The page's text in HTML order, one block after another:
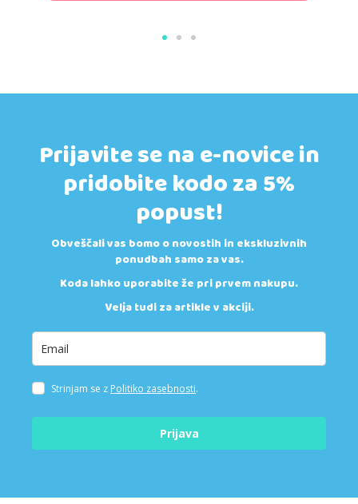
Prijavite se na e-novice in
pridobite kodo za 5%
popust!
Obveščali vas bomo o novostih in ekskluzivnih
ponudbah samo za vas.
Koda lahko uporabite že pri prvem nakupu.
Velja tudi za artikle v akciji.
Strinjam se z Politiko zasebnosti.
Prijava